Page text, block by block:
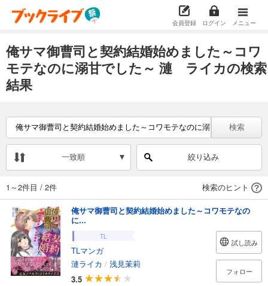
会員登録 ログイン メニュー
俺サマ御曹司と契約結婚始めました～コワ
モテなのに溺甘でした～ 漣 ライカの検索
結果
検索
一致順 絞り込み
1～2件目 / 2件 検索のヒント
俺サマ御曹司と契約結婚始めました～コワモテなの
に...
TL
TLマンガ
漣ライカ / 浅見茉莉
3.5
試し読み
フォロー